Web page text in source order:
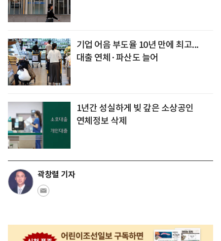
기업 어음 부도율 10년 만에 최고...
대출 연체·파산도 늘어
1년간 성실하게 빚 갚은 소상공인
연체정보 삭제
곽창렬 기자